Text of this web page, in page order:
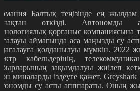
Балтық теңізінде ең
өткізді. Автономды
қорғаныс компаниясына
аймағында аса маңызды су
қолданылуы мүмкін. 2022
кабельдерінің,
зақымдалуы жиілеп
миналарды іздеуге қажет.Greyshark
су асты апппараты. Оның